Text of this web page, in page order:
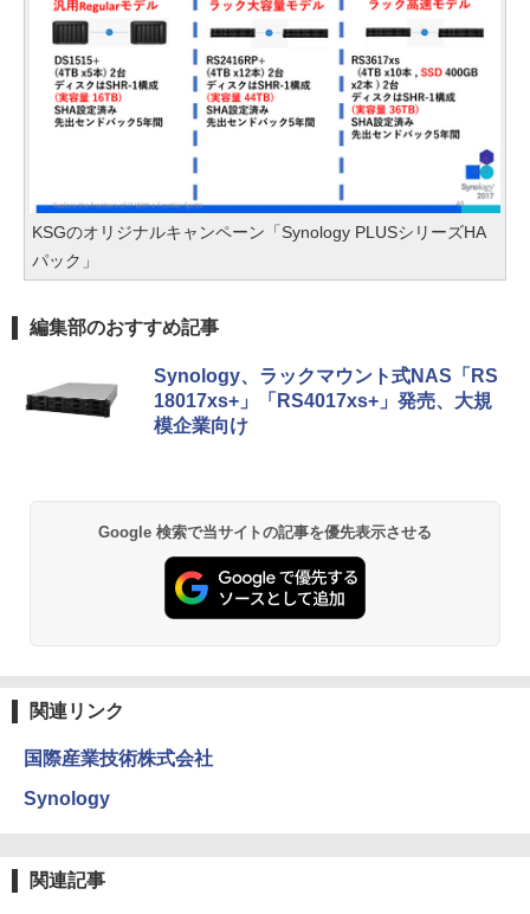
KSGのオリジナルキャンペーン「Synology PLUSシリーズHA
パック」
編集部のおすすめ記事
Synology、ラックマウント式NAS「RS
18017xs+」「RS4017xs+」発売、大規
模企業向け
Google 検索で当サイトの記事を優先表示させる
関連リンク
国際産業技術株式会社
Synology
関連記事